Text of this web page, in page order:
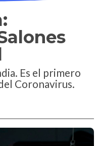
Es el primero
Coronavirus.